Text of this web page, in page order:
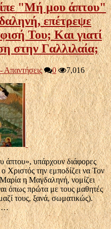
"Μή μου άπτου"
επέτρεψε
Του; Και γιατί
στην Γαλλιλαία;
Απαντήσεις 0 7,016
άπτου», υπάρχουν διάφορες
Χριστός την εμποδίζει να Τον
Μαρία η Μαγδαληνή, νομίζει
όπως πρώτα με τους μαθητές
τους, ξανά, σωματικώς).
…